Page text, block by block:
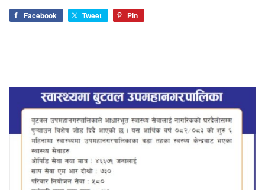
Facebook Tweet Pin